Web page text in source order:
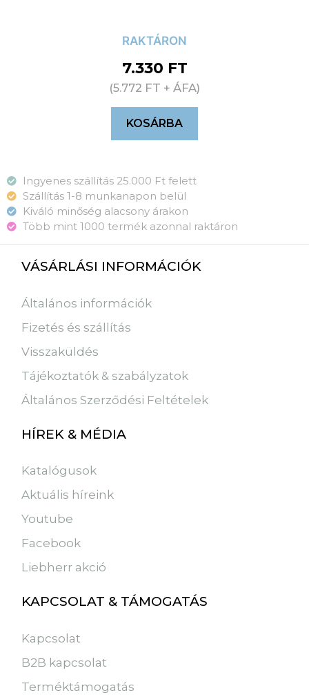
RAKTÁRON
7.330 FT
(5.772 FT + ÁFA)
KOSÁRBA
Ingyenes szállítás 25.000 Ft felett
Szállítás 1-8 munkanapon belül
Kiváló minőség alacsony árakon
Több mint 1000 termék azonnal raktáron
VÁSÁRLÁSI INFORMÁCIÓK
Általános információk
Fizetés és szállítás
Visszaküldés
Tájékoztatók & szabályzatok
Általános Szerződési Feltételek
HÍREK & MÉDIA
Katalógusok
Aktuális híreink
Youtube
Facebook
Liebherr akció
KAPCSOLAT & TÁMOGATÁS
Kapcsolat
B2B kapcsolat
Terméktámogatás